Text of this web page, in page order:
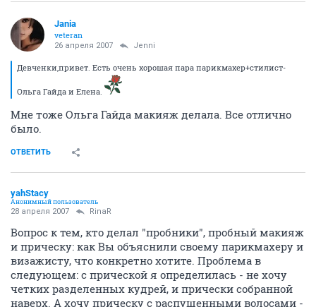
Jania
veteran
26 апреля 2007 Jenni
Девченки,привет. Есть очень хорошая пара парикмахер+стилист-
Ольга Гайда и Елена.
Мне тоже Ольга Гайда макияж делала. Все отлично
было.
ОТВЕТИТЬ
yahStacy
Анонимный пользователь
28 апреля 2007 RinaR
Вопрос к тем, кто делал "пробники", пробный макияж
и прическу: как Вы объяснили своему парикмахеру и
визажисту, что конкретно хотите. Проблема в
следующем: с прической я определилась - не хочу
четких разделенных кудрей, и прически собранной
наверх. А хочу прическу с распущенными волосами -